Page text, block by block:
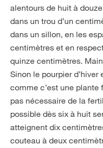
alentours de huit à
dans un trou d’un
dans un sillon, en les
centimètres et en
quinze centimètres.
Sinon le pourpier d’hiver
comme c’est une plante
pas nécessaire de la
possible dès six à huit
atteignent dix
couteau à deux